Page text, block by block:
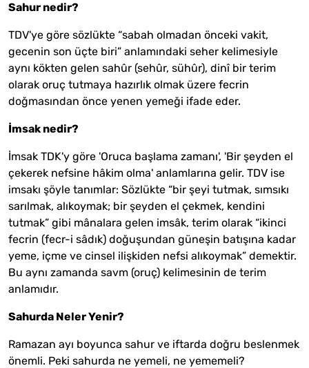
Sahur nedir?
TDV'ye göre sözlükte “sabah olmadan önceki vakit,
gecenin son üçte biri” anlamındaki seher kelimesiyle
aynı kökten gelen sahûr (sehûr, sühûr), dinî bir terim
olarak oruç tutmaya hazırlık olmak üzere fecrin
doğmasından önce yenen yemeği ifade eder.
İmsak nedir?
İmsak TDK'y göre 'Oruca başlama zamanı', 'Bir şeyden el
çekerek nefsine hâkim olma' anlamlarına gelir. TDV ise
imsakı şöyle tanımlar: Sözlükte “bir şeyi tutmak, sımsıkı
sarılmak, alıkoymak; bir şeyden el çekmek, kendini
tutmak” gibi mânalara gelen imsâk, terim olarak “ikinci
fecrin (fecr-i sâdık) doğuşundan güneşin batışına kadar
yeme, içme ve cinsel ilişkiden nefsi alıkoymak” demektir.
Bu aynı zamanda savm (oruç) kelimesinin de terim
anlamıdır.
Sahurda Neler Yenir?
Ramazan ayı boyunca sahur ve iftarda doğru beslenmek
önemli. Peki sahurda ne yemeli, ne yememeli?